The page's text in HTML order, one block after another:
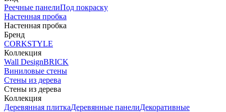
Реечные панелиПод покраску
Настенная пробка
Настенная пробка
Бренд
CORKSTYLE
Коллекция
Wall DesignBRICK
Виниловые стены
Стены из дерева
Стены из дерева
Коллекция
Деревянная плиткаДеревянные панелиДекоративные